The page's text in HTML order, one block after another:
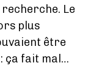
Le
plus
être
ça fait mal…